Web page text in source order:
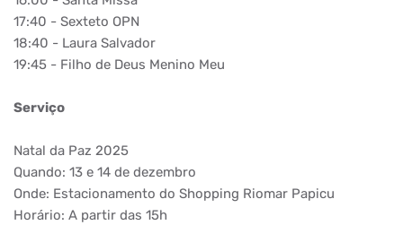
17:40 - Sexteto OPN
18:40 - Laura Salvador
19:45 - Filho de Deus Menino Meu
Serviço
Natal da Paz 2025
Quando: 13 e 14 de dezembro
Onde: Estacionamento do Shopping Riomar Papicu
Horário: A partir das 15h